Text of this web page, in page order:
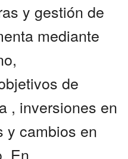
y gestión de
mediante
de
, inversiones en
y cambios en
En